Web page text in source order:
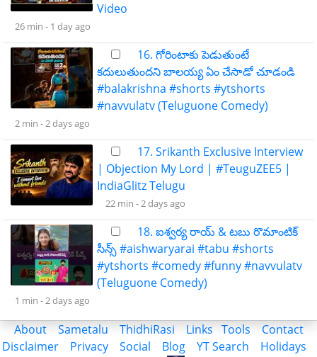
Video
26 min - 1 day ago
16. గోరింటాకు పెడుతుంటే
కదులుతుందని బాలయ్య ఏం చేసాడో చూడండి
#balakrishna #shorts #ytshorts
#navvulatv (Teluguone Comedy)
2 min -2 days ago
17. Srikanth Exclusive Interview
| Objection My Lord | #TeuguZEE5 |
IndiaGlitz Telugu
22 min -2 days ago
18. ఐశ్వర్య రాయ్ & టబు రొమాంటిక్
సీన్స్ #aishwaryarai #tabu #shorts
#ytshorts #comedy #funny #navvulatv
(Teluguone Comedy)
1 min -2 days ago
About Sametalu ThidhiRasi Links Tools
Contact
Disclaimer
Privacy Social Blog YT Search
Holidays